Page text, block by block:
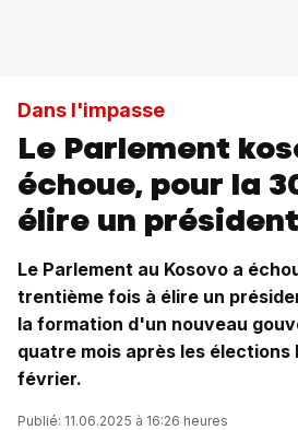
Dans l'impasse
Le Parlement
échoue, pour la
élire un président
Le Parlement au Kosovo a
trentième fois à élire un
la formation d'un nouveau
quatre mois après les élections
février.
Publié: 11.06.2025 à 16:26 heures